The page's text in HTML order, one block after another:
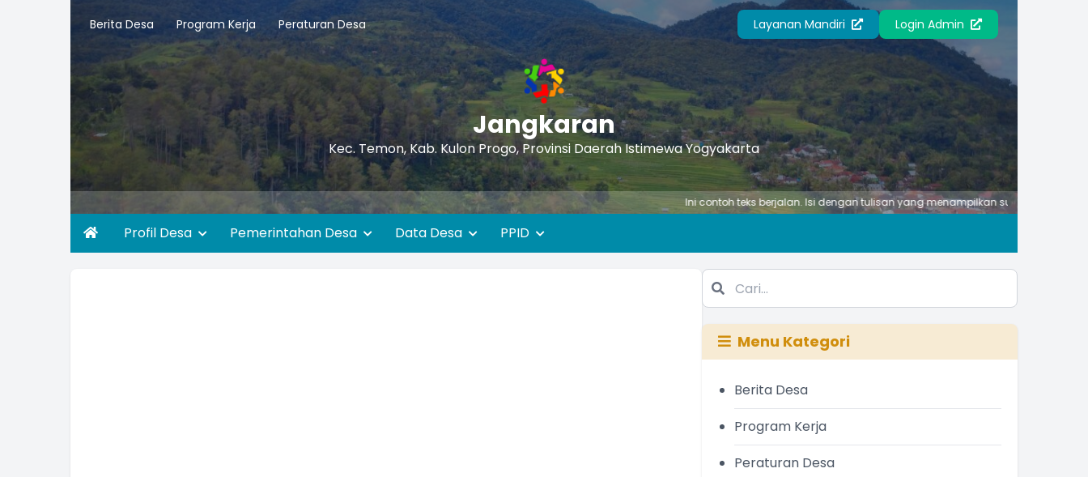
Berita Desa Program Kerja Peraturan Desa Layanan Mandiri Login Admin
Jangkaran
Kec. Temon, Kab. Kulon Progo, Provinsi Daerah Istimewa Yogyakarta
Ini contoh teks berjalan. Isi dengan tulisan yang menampilkan suatu ciri atau kegiatan
Profil Desa Pemerintahan Desa Data Desa PPID
Menu Kategori
Berita Desa
Program Kerja
Peraturan Desa